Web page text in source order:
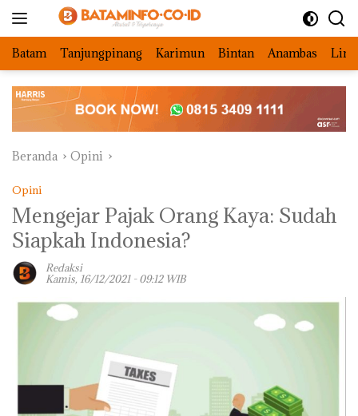
Batam Tanjungpinang Karimun Bintan Anambas
Beranda Opini
Opini
Mengejar Pajak Orang Kaya: Sudah
Siapkah Indonesia?
Redaksi
Kamis, 16/12/2021 - 09:12 WIB